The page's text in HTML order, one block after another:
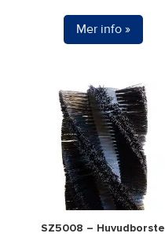
Mer info »
SZ5008 – Huvudborste